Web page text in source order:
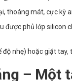
thoáng mát, cực kỳ
được phủ lớp silicon
độ nhẹ) hoặc giặt
– Một